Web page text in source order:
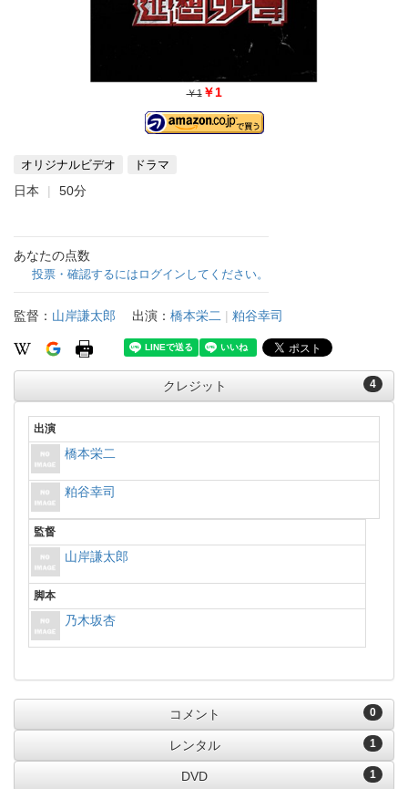
￥1￥1
オリジナルビデオ ドラマ
日本 50分
あなたの点数
投票・確認するにはログインしてください。
監督： 山岸謙太郎 出演： 橋本栄二 | 粕谷幸司
4
クレジット
出演
橋本栄二
粕谷幸司
監督
山岸謙太郎
脚本
乃木坂杏
0
コメント
1
レンタル
1
DVD